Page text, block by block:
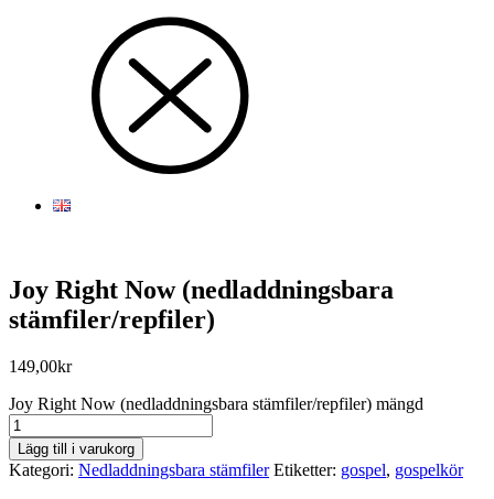
Joy Right Now (nedladdningsbara
stämfiler/repfiler)
149,00kr
Joy Right Now (nedladdningsbara stämfiler/repfiler) mängd
Lägg till i varukorg
Kategori: Nedladdningsbara stämfiler Etiketter: gospel, gospelkör